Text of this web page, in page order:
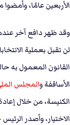
الأربعين عامًا، وأمضوا مدة لا تقل
وقد ظهر دافع آخر
لن تقبل بعملية
القانون المعمول به
الأساقفة والمجلس
الكنيسة، من خلال
الاختيار، وأصدر الرئيس